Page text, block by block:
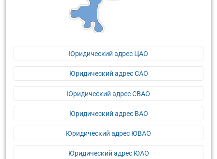
Юридический адрес ЦАО
Юридический адрес САО
Юридический адрес СВАО
Юридический адрес ВАО
Юридический адрес ЮВАО
Юридический адрес ЮАО